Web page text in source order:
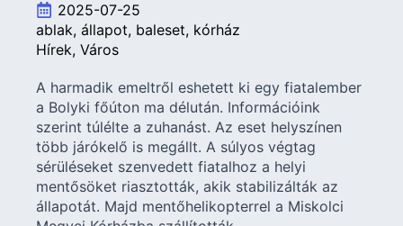
2025-07-25
ablak állapot baleset kórház
Hírek Város
A harmadik emeltről eshetett ki egy fiatalember
a Bolyki főúton ma délután. Információink
szerint túlélte a zuhanást. Az eset helyszínen
több járókelő is megállt. A súlyos végtag
sérüléseket szenvedett fiatalhoz a helyi
mentősöket riasztották, akik stabilizálták az
állapotát. Majd mentőhelikopterrel a Miskolci